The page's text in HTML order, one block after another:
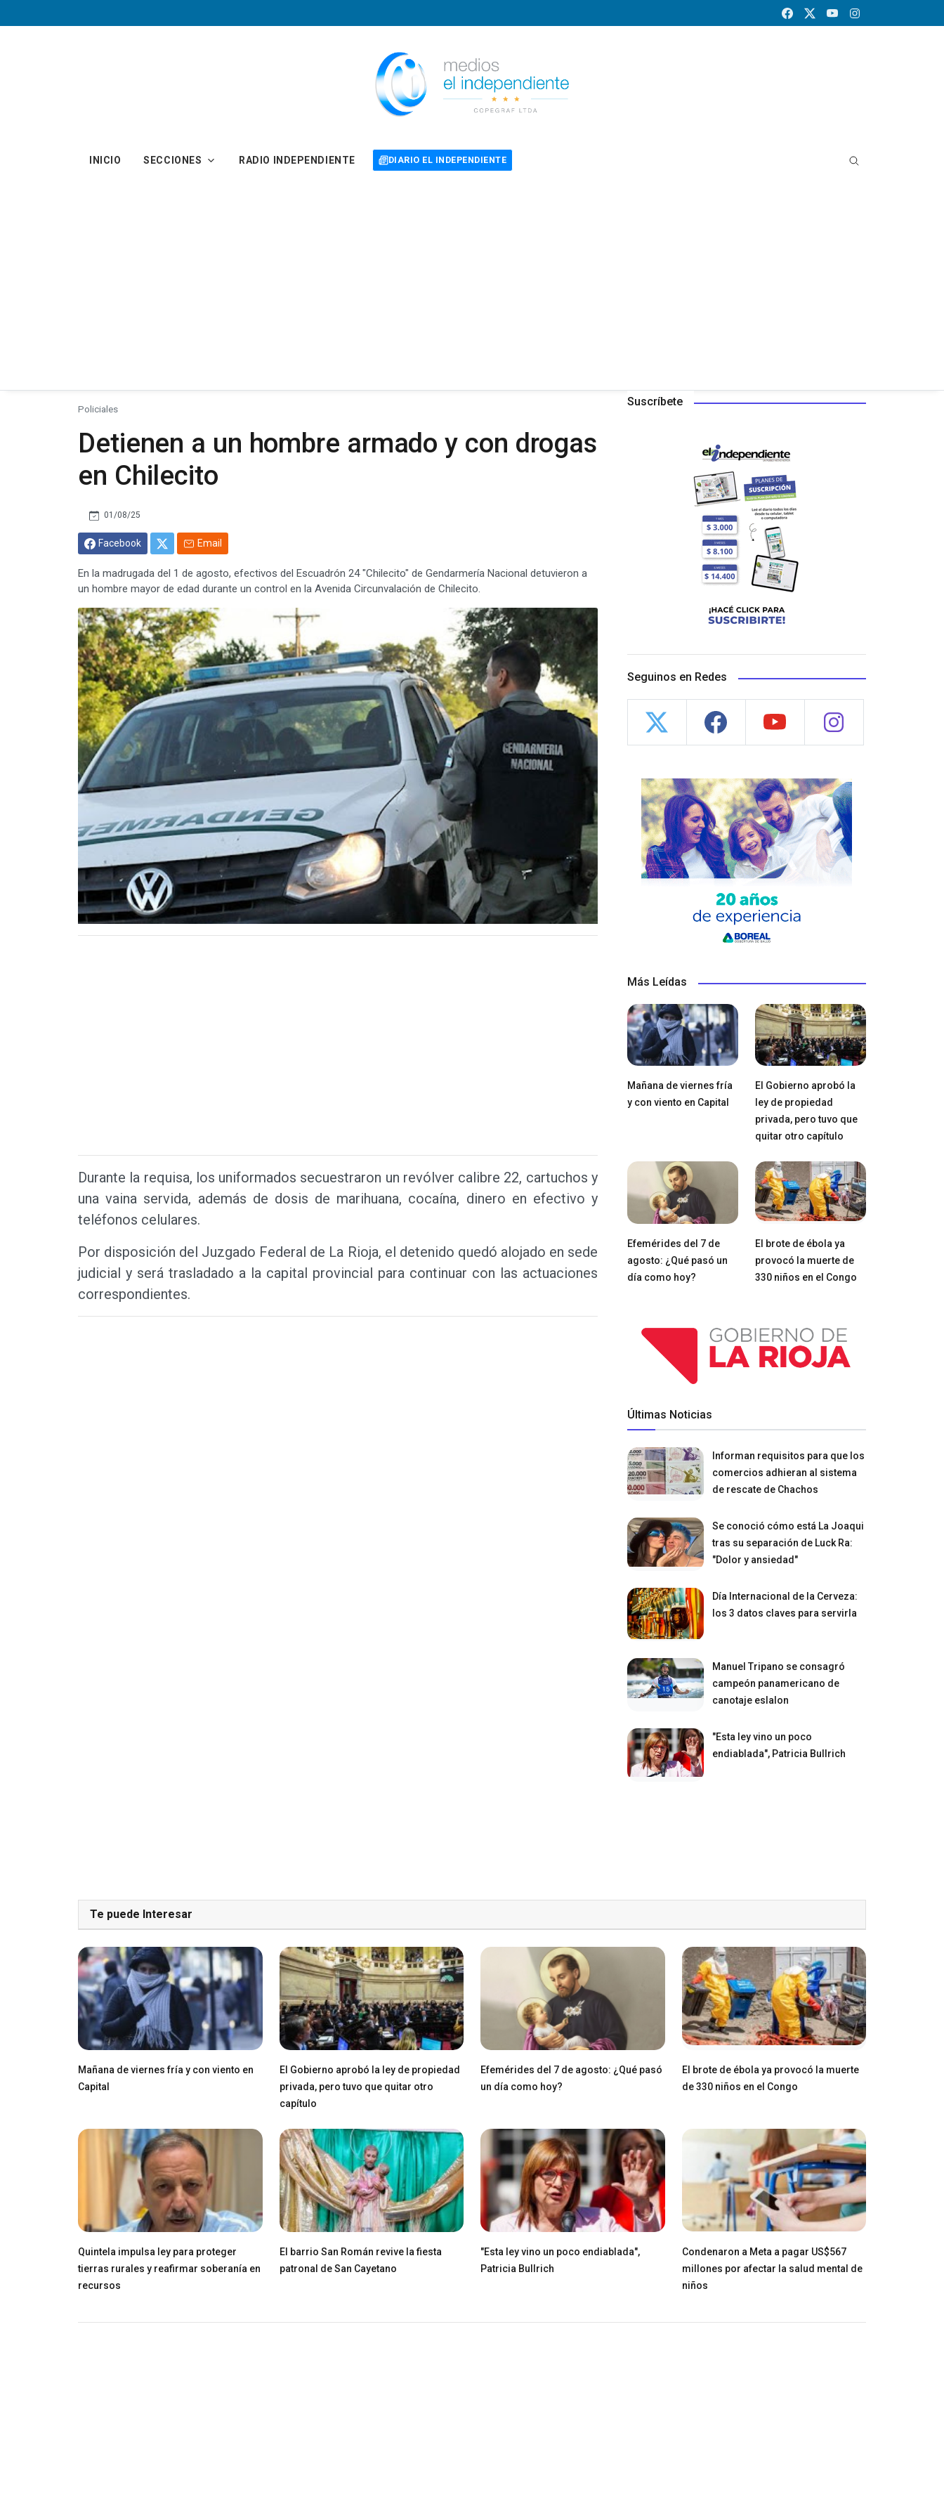
INICIO SECCIONES RADIO INDEPENDIENTE DIARIO EL INDEPENDIENTE
Policiales
Detienen a un hombre armado y con drogas
en Chilecito
01/08/25
Facebook Email
En la madrugada del 1 de agosto, efectivos del Escuadrón 24 "Chilecito" de Gendarmería Nacional detuvieron a
un hombre mayor de edad durante un control en la Avenida Circunvalación de Chilecito.
Durante la requisa, los uniformados secuestraron un revólver calibre 22, cartuchos y
una vaina servida, además de dosis de marihuana, cocaína, dinero en efectivo y
teléfonos celulares.
Por disposición del Juzgado Federal de La Rioja, el detenido quedó alojado en sede
judicial y será trasladado a la capital provincial para continuar con las actuaciones
correspondientes.
Suscríbete
Seguinos en Redes
Más Leídas
Mañana de viernes fría
y con viento en Capital
El Gobierno aprobó la
ley de propiedad
privada, pero tuvo que
quitar otro capítulo
Efemérides del 7 de
agosto: ¿Qué pasó un
día como hoy?
El brote de ébola ya
provocó la muerte de
330 niños en el Congo
Últimas Noticias
Informan requisitos para que los
comercios adhieran al sistema
de rescate de Chachos
Se conoció cómo está La Joaqui
tras su separación de Luck Ra:
"Dolor y ansiedad"
Día Internacional de la Cerveza:
los 3 datos claves para servirla
Manuel Tripano se consagró
campeón panamericano de
canotaje eslalon
"Esta ley vino un poco
endiablada", Patricia Bullrich
Te puede Interesar
Mañana de viernes fría y con viento en
Capital
El Gobierno aprobó la ley de propiedad
privada, pero tuvo que quitar otro
capítulo
Efemérides del 7 de agosto: ¿Qué pasó
un día como hoy?
El brote de ébola ya provocó la muerte
de 330 niños en el Congo
Quintela impulsa ley para proteger
tierras rurales y reafirmar soberanía en
recursos
El barrio San Román revive la fiesta
patronal de San Cayetano
"Esta ley vino un poco endiablada",
Patricia Bullrich
Condenaron a Meta a pagar US$567
millones por afectar la salud mental de
niños